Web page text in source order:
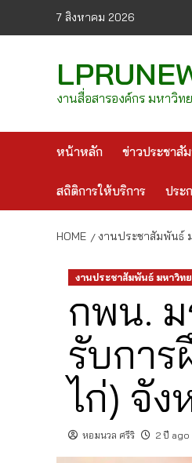
7 สิงหาคม 2026
งานสื่อสารองค์กร มหาวิท
หน้าหลัก ข่าวประชาสั
สถิติการให้บริการ ประ
HOME งานประชาสัมพันธ์
งานประชาสัมพันธ์ มหาวิท
กพน. ม
รับกา
ไก่) จั
หอมนวล ศรีริ 2 ปี ago